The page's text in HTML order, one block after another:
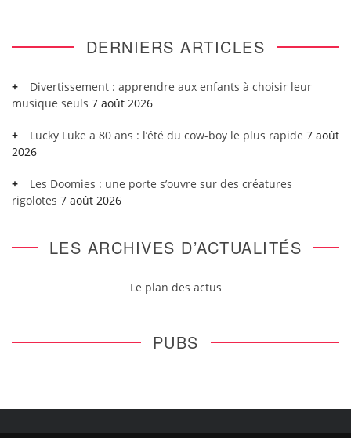
DERNIERS ARTICLES
Divertissement : apprendre aux enfants à choisir leur
musique seuls 7 août 2026
Lucky Luke a 80 ans : l’été du cow-boy le plus rapide 7 août
2026
Les Doomies : une porte s’ouvre sur des créatures
rigolotes 7 août 2026
LES ARCHIVES D’ACTUALITÉS
Le plan des actus
PUBS